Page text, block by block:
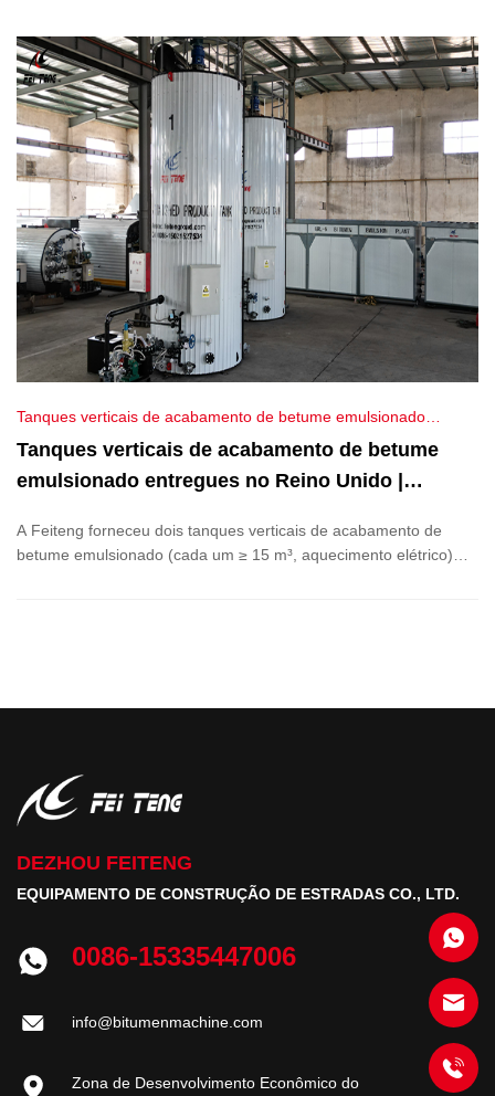
Tanques verticais de acabamento de betume emulsionado
entregues no Reino Unido | Feiteng Equipment
Tanques verticais de acabamento de betume
emulsionado entregues no Reino Unido |
A Feiteng forneceu dois tanques verticais de acabamento de
betume emulsionado (cada um ≥ 15 m³, aquecimento elétrico)
DEZHOU FEITENG
EQUIPAMENTO DE CONSTRUÇÃO DE ESTRADAS CO., LTD.
0086-15335447006
info@bitumenmachine.com
Zona de Desenvolvimento Econômico do